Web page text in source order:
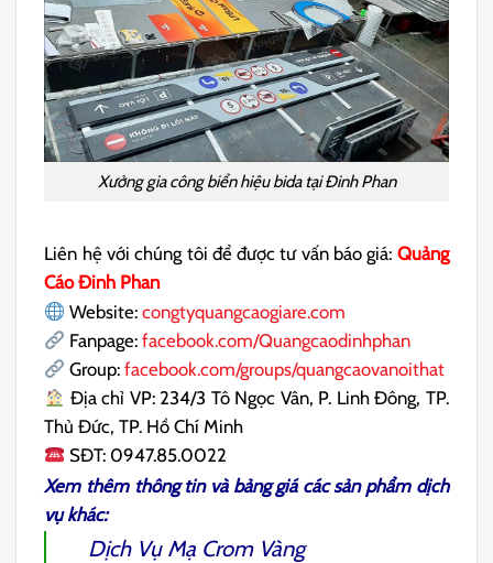
Xưởng gia công biển hiệu bida tại Đinh Phan
Liên hệ với chúng tôi để được tư vấn báo giá: Quảng
Cáo Đinh Phan
Website: congtyquangcaogiare.com
Fanpage: facebook.com/Quangcaodinhphan
Group: facebook.com/groups/quangcaovanoithat
Địa chỉ VP: 234/3 Tô Ngọc Vân, P. Linh Đông, TP.
Thủ Đức, TP. Hồ Chí Minh
SĐT: 0947.85.0022
Xem thêm thông tin và bảng giá các sản phẩm dịch
vụ khác:
Dịch Vụ Mạ Crom Vàng